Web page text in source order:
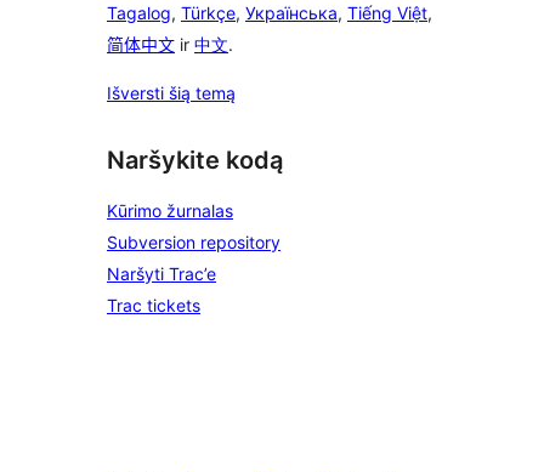
Tagalog, Türkçe, Українська, Tiếng Việt,
简体中文 ir 中文.
Išversti šią temą
Naršykite kodą
Kūrimo žurnalas
Subversion repository
Naršyti Trac’e
Trac tickets